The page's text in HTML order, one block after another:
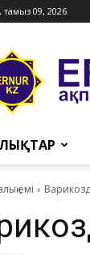
тамыз 09, 2026
Ernur
емі